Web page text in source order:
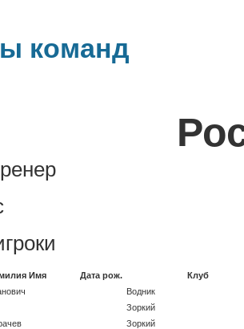
команд
Имя Дата рож.
Клуб
Водник
Зоркий
Зоркий